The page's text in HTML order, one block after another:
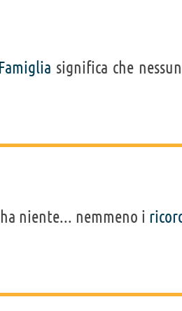
Famiglia significa che
niente... nemmeno i